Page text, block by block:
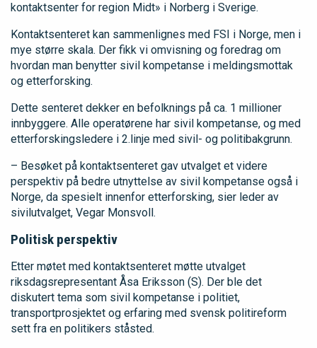
kontaktsenter for region Midt» i Norberg i Sverige.
Kontaktsenteret kan sammenlignes med FSI i Norge, men i
mye større skala. Der fikk vi omvisning og foredrag om
hvordan man benytter sivil kompetanse i meldingsmottak
og etterforsking.
Dette senteret dekker en befolknings på ca. 1 millioner
innbyggere. Alle operatørene har sivil kompetanse, og med
etterforskingsledere i 2.linje med sivil- og politibakgrunn.
– Besøket på kontaktsenteret gav utvalget et videre
perspektiv på bedre utnyttelse av sivil kompetanse også i
Norge, da spesielt innenfor etterforsking, sier leder av
sivilutvalget, Vegar Monsvoll.
Politisk perspektiv
Etter møtet med kontaktsenteret møtte utvalget
riksdagsrepresentant Åsa Eriksson (S). Der ble det
diskutert tema som sivil kompetanse i politiet,
transportprosjektet og erfaring med svensk politireform
sett fra en politikers ståsted.